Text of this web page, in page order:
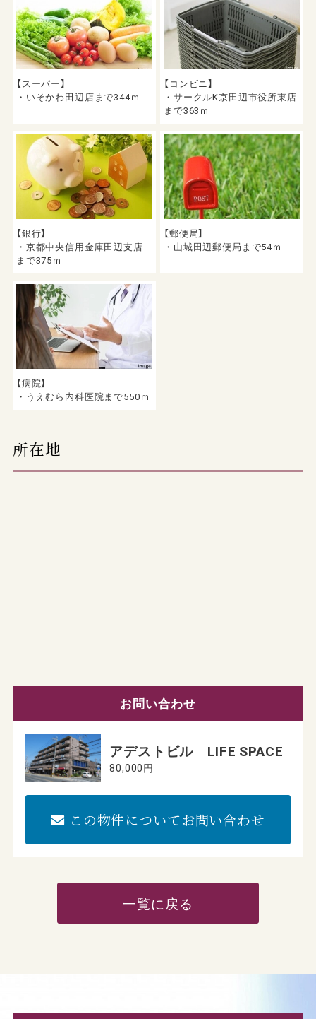
【スーパー】
・いそかわ田辺店まで344ｍ
【コンビニ】
・サークルK京田辺市役所東店
まで363ｍ
【銀行】
・京都中央信用金庫田辺支店
まで375ｍ
【郵便局】
・山城田辺郵便局まで54ｍ
【病院】
・うえむら内科医院まで550ｍ
所在地
お問い合わせ
アデストビル LIFE SPACE
80,000円
この物件についてお問い合わせ
一覧に戻る